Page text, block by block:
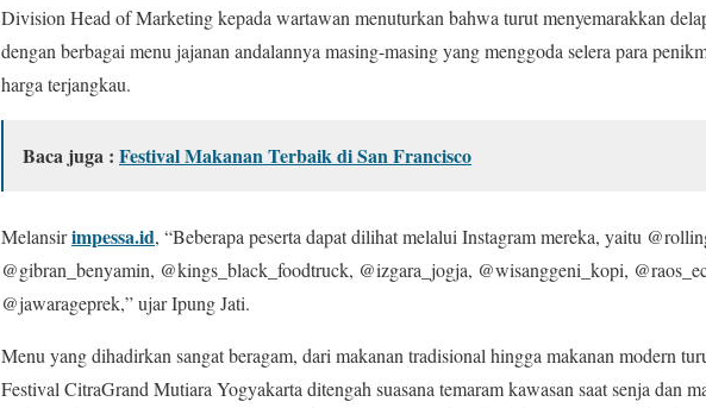
Division Head of Marketing kepada wartawan menuturkan bahwa turut menyemarakkan
dengan berbagai menu jajanan andalannya masing-masing yang menggoda selera para
harga terjangkau.
Baca juga : Festival Makanan Terbaik di San Francisco
Melansirimpessa.id, “Beberapa peserta dapat dilihat melalui Instagram mereka, yaitu
@gibran_benyamin, @kings_black_foodtruck, @izgara_jogja, @wisanggeni_kopi,
@jawarageprek,” ujar Ipung Jati.
Menu yang dihadirkan sangat beragam, dari makanan tradisional hingga makanan modern
Festival CitraGrand Mutiara Yogyakarta ditengah suasana temaram kawasan saat senja dan